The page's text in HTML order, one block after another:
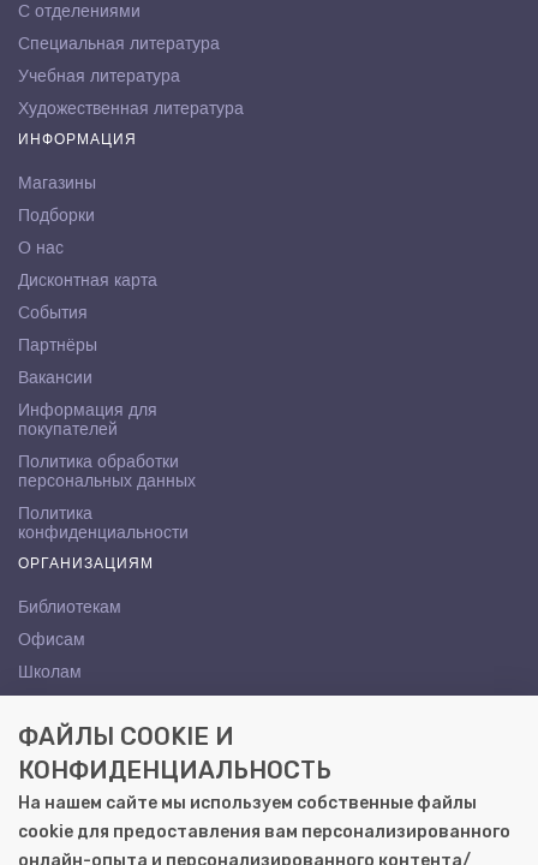
С отделениями
Специальная литература
Учебная литература
Художественная литература
ИНФОРМАЦИЯ
Магазины
Подборки
О нас
Дисконтная карта
События
Партнёры
Вакансии
Информация для
покупателей
Политика обработки
персональных данных
Политика
конфиденциальности
ОРГАНИЗАЦИЯМ
Библиотекам
Офисам
Школам
КОНТАКТЫ
Саратов, ул. Осипова, 10А
+7 (8452) 72-65-65
gemera@moya-kniga.ru
ФАЙЛЫ COOKIE И
КОНФИДЕНЦИАЛЬНОСТЬ
На нашем сайте мы используем собственные файлы
cookie для предоставления вам персонализированного
онлайн-опыта и персонализированного контента/